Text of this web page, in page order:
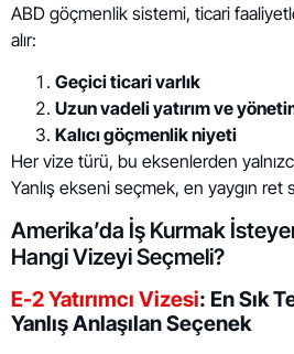
ABD göçmenlik sistemi, ticari
alır:
Geçici ticari varlık
Uzun vadeli yatırım ve
Kalıcı göçmenlik niyeti
Her vize türü, bu eksenlerden
Yanlış ekseni seçmek, en yaygın ret
Amerika’da İş Kurmak
Hangi Vizeyi Seçmeli?
E-2 Yatırımcı Vizesi: En Sık
Yanlış Anlaşılan Seçenek